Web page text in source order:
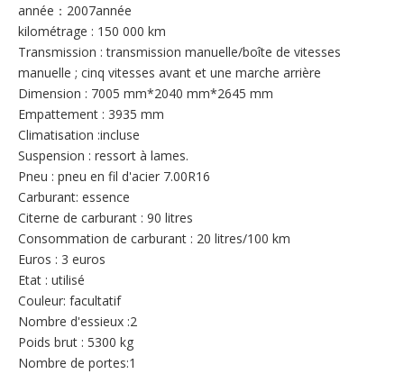
année：2007année
kilométrage : 150 000 km
Transmission : transmission manuelle/boîte de vitesses
manuelle ; cinq vitesses avant et une marche arrière
Dimension : 7005 mm*2040 mm*2645 mm
Empattement : 3935 mm
Climatisation :incluse
Suspension : ressort à lames.
Pneu : pneu en fil d'acier 7.00R16
Carburant: essence
Citerne de carburant : 90 litres
Consommation de carburant : 20 litres/100 km
Euros : 3 euros
Etat : utilisé
Couleur: facultatif
Nombre d'essieux :2
Poids brut : 5300 kg
Nombre de portes:1